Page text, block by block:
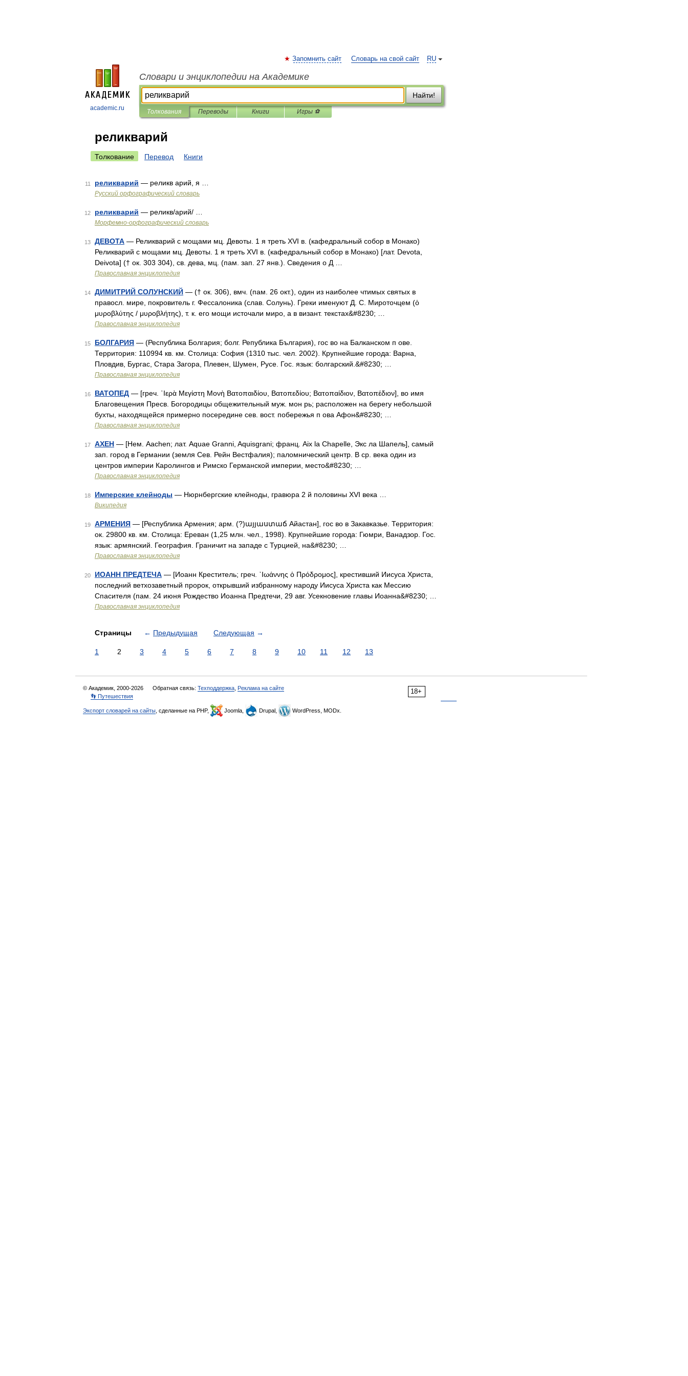
academic.ru
RU
Запомнить сайт Словарь на свой сайт
Словари и энциклопедии на Академике
Найти!
Толкования Переводы Книги Игры ⚽
реликварий
Толкование Перевод Книги
11 реликварий — реликв арий, я …
Русский орфографический словарь
12 реликварий — реликв/арий/ …
Морфемно-орфографический словарь
13 ДЕВОТА — Реликварий с мощами мц. Девоты. 1 я треть XVI в. (кафедральный собор в Монако)
Реликварий с мощами мц. Девоты. 1 я треть XVI в. (кафедральный собор в Монако) [лат. Devota,
Deivota] († ок. 303 304), св. дева, мц. (пам. зап. 27 янв.). Сведения о Д …
Православная энциклопедия
14 ДИМИТРИЙ СОЛУНСКИЙ — († ок. 306), вмч. (пам. 26 окт.), один из наиболее чтимых святых в
правосл. мире, покровитель г. Фессалоника (слав. Солунь). Греки именуют Д. С. Мироточцем (ὁ
μυροβλύτης / μυροβλήτης), т. к. его мощи источали миро, а в визант. текстах&#8230; …
Православная энциклопедия
15 БОЛГАРИЯ — (Республика Болгария; болг. Република България), гос во на Балканском п ове.
Территория: 110994 кв. км. Столица: София (1310 тыс. чел. 2002). Крупнейшие города: Варна,
Пловдив, Бургас, Стара Загора, Плевен, Шумен, Русе. Гос. язык: болгарский.&#8230; …
Православная энциклопедия
16 ВАТОПЕД — [греч. ῾Ιερὰ Μεγίστη Μονὴ Βατοπαιδίου, Βατοπεδίου; Βατοπαίδιον, Βατοπέδιον], во имя
Благовещения Пресв. Богородицы общежительный муж. мон рь; расположен на берегу небольшой
бухты, находящейся примерно посередине сев. вост. побережья п ова Афон&#8230; …
Православная энциклопедия
17 АХЕН — [Нем. Aachen; лат. Aquae Granni, Aquisgrani; франц. Aix la Chapelle, Экс ла Шапель], самый
зап. город в Германии (земля Сев. Рейн Вестфалия); паломнический центр. В ср. века один из
центров империи Каролингов и Римско Германской империи, место&#8230; …
Православная энциклопедия
18 Имперские клейноды — Нюрнбергские клейноды, гравюра 2 й половины XVI века …
Википедия
19 АРМЕНИЯ — [Республика Армения; арм. (?)այյաստաճ Айастан], гос во в Закавказье. Территория:
ок. 29800 кв. км. Столица: Ереван (1,25 млн. чел., 1998). Крупнейшие города: Гюмри, Ванадзор. Гос.
язык: армянский. География. Граничит на западе с Турцией, на&#8230; …
Православная энциклопедия
20 ИОАНН ПРЕДТЕЧА — [Иоанн Креститель; греч. ᾿Ιωάννης ὁ Πρόδρομος], крестивший Иисуса Христа,
последний ветхозаветный пророк, открывший избранному народу Иисуса Христа как Мессию
Спасителя (пам. 24 июня Рождество Иоанна Предтечи, 29 авг. Усекновение главы Иоанна&#8230; …
Православная энциклопедия
Страницы ← Предыдущая Следующая →
1 2 3 4 5 6 7 8 9 10 11 12 13
18+
© Академик, 2000-2026 Обратная связь: Техподдержка Реклама на сайте
👣 Путешествия
Экспорт словарей на сайты , сделанные на PHP, Joomla, Drupal, WordPress, MODx.